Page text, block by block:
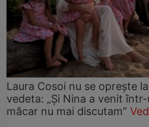
Laura Cosoi nu se oprește
vedeta: „Și Nina a venit
măcar nu mai discutam”